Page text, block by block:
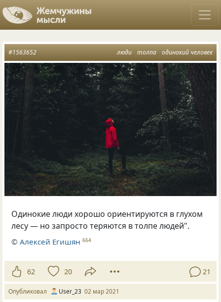
люди толпа одинокий человек
#1563652
Одинокие люди хорошо ориентируются в глухом
лесу — но запросто теряются в толпе людей".
©Алексей Егишян 664
62 20 21
Опубликовал User_23 02 мар 2021